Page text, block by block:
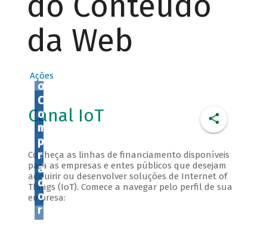
da Web
Ações
Canal IoT
Conheça as linhas de financiamento disponíveis
para as empresas e entes públicos que desejam
adquirir ou desenvolver soluções de Internet of
Things (IoT). Comece a navegar pelo perfil de sua
empresa:
d
o
r
o
f
o
r
n
e
c
e
d
o
r
C
o
m
p
r
a
d
o
r